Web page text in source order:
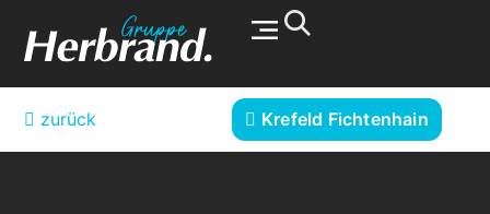
zurück Krefeld Fichtenhain